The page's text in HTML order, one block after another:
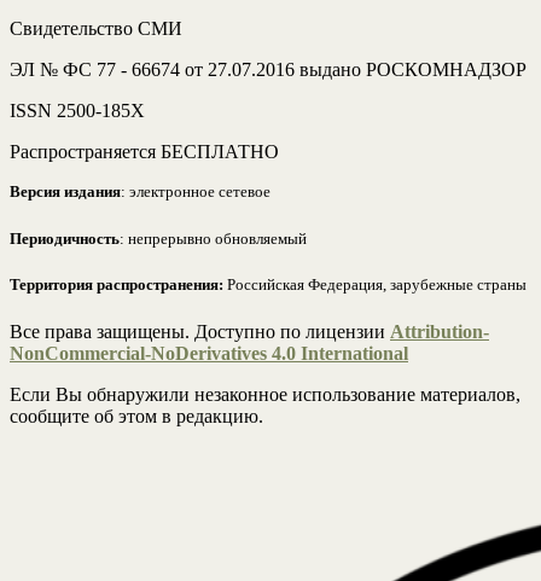
Свидетельство СМИ
ЭЛ № ФС 77 - 66674 от 27.07.2016 выдано РОСКОМНАДЗОР
ISSN 2500-185Х
Распространяется БЕСПЛАТНО
Версия издания: электронное сетевое
Периодичность: непрерывно обновляемый
Территория распространения: Российская Федерация, зарубежные страны
Все права защищены. Доступно по лицензии Attribution-
NonCommercial-NoDerivatives 4.0 International
Если Вы обнаружили незаконное использование материалов,
сообщите об этом в редакцию.